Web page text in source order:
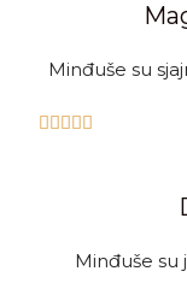
Minđuše su
    
Minđuše su